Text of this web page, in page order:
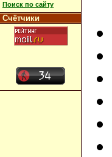
Поиск по сайту
Счётчики